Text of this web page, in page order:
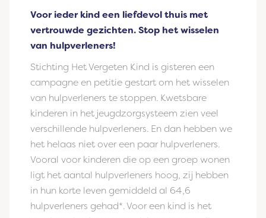
Voor ieder kind een liefdevol thuis met
vertrouwde gezichten. Stop het wisselen
van hulpverleners!
Stichting Het Vergeten Kind is gisteren een
campagne en petitie gestart om het wisselen
van hulpverleners te stoppen. Kwetsbare
kinderen in het jeugdzorgsysteem zien veel
verschillende hulpverleners. En dan hebben we
het helaas niet over een paar hulpverleners.
Vooral voor kinderen die op een groep wonen
ligt het aantal hulpverleners hoog, zij hebben
in hun korte leven gemiddeld al 64,6
hulpverleners gehad*. Voor een kind is het